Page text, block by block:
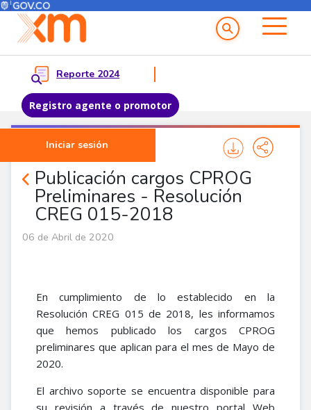
Pasar al contenido principal
Menú del Usuario
Reporte 2024
Registro agente o promotor
Iniciar sesión
Menu principal
Publicación cargos CPROG
Preliminares - Resolución
CREG 015-2018
Noticias Agentes
06 de Abril de 2020
En cumplimiento de lo establecido en la
Resolución CREG 015 de 2018, les informamos
que hemos publicado los cargos CPROG
preliminares que aplican para el mes de Mayo de
2020.
El archivo soporte se encuentra disponible para
su revisión a través de nuestro portal Web